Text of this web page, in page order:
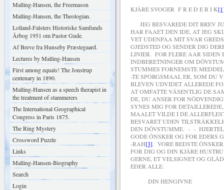
Malling-Hansen, the Freemason
Malling-Hansen, the Theologian.
Lolland-Falsters Historiske Samfunds
Årbog 1951 om Pastor Gude.
Af Breve fra Hunseby Præstegaard.
Lectures by Malling-Hansen
First among equals! The Jonstrup
centenary in 1890.
Malling-Hansen as a speech therapist in
the treatment of stammerers
The International Geographical
Congress in Paris 1875.
The Ring Mystery
Crossword Puzzle
Links
Malling-Hansen-Biography
Search
Login
KJÄRE SVOGER F R E D E R I K
JEG BESVAREDE DIT BREV
HAR FAAET DEN IDE, AT JEG
VET UDENPAA MIT SVAR
GJEDSTED OG SENDER DIG
LINIER. FOR FLERE AAR SIDEN
INDBERETNINGER OM
STUMMES FORNEMSTE
-TE SPÖRGSMAAL ER, SOM DU
BLEVEN UDVIDET ALLEREDE
AT OMFATTE VÄSENTLIG DE
DE, DU ANSER FOR
SYNES MIG FOR
MAALET VILDE I DE
BESVARET UDEN
DEN DÖVSTUMME. - -
GODE ÖNSKER OG FOR EDERS
-RAH[3]. VORE BEDSTE
FOR DIG OG DIN KJÄRE
GERNE, ET VELSIGNET OG
EDER ALLE.
DIN HENGIVNE